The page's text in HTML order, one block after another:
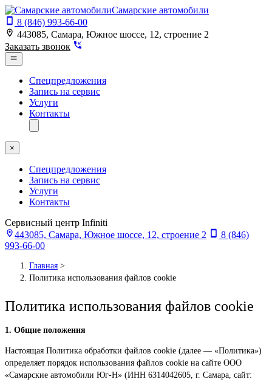
Самарские автомобили
8 (846) 993-66-00
443085, Самара, Южное шоссе, 12, строение 2
Заказать звонок
Спецпредложения
Запись на сервис
Услуги
Контакты
×
Спецпредложения
Запись на сервис
Услуги
Контакты
Сервисный центр Infiniti
443085, Самара, Южное шоссе, 12, строение 2
8 (846)
993-66-00
Главная >
Политика использования файлов cookie
Политика использования файлов cookie
1. Общие положения
Настоящая Политика обработки файлов cookie (далее — «Политика»)
определяет порядок использования файлов cookie на сайте ООО
«Самарские автомобили Юг-Н» (ИНН 6314042605, г. Самара, сайт: